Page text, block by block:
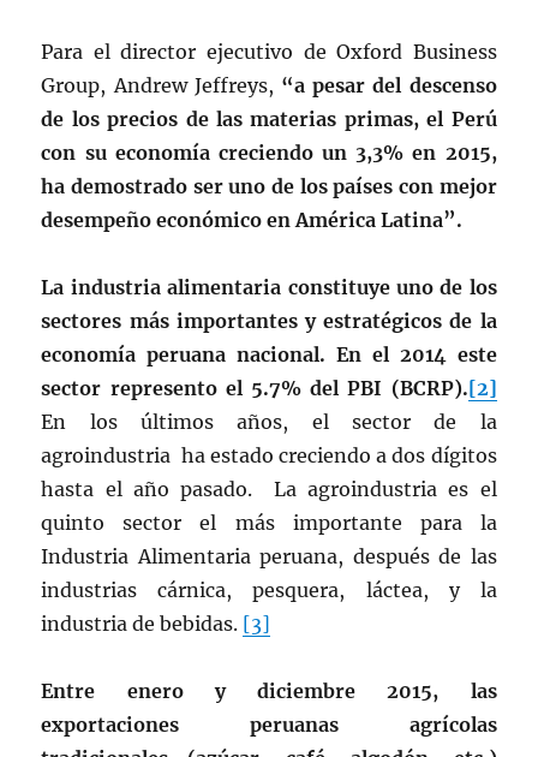
Para el director ejecutivo de Oxford Business
Group, Andrew Jeffreys, “a pesar del descenso
de los precios de las materias primas, el Perú
con su economía creciendo un 3,3% en 2015,
ha demostrado ser uno de los países con mejor
desempeño económico en América Latina”.
La industria alimentaria constituye uno de los
sectores más importantes y estratégicos de la
economía peruana nacional. En el 2014 este
sector represento el 5.7% del PBI (BCRP).[2]
En los últimos años, el sector de la
agroindustria ha estado creciendo a dos dígitos
hasta el año pasado. La agroindustria es el
quinto sector el más importante para la
Industria Alimentaria peruana, después de las
industrias cárnica, pesquera, láctea, y la
industria de bebidas. [3]
Entre enero y diciembre 2015, las
exportaciones peruanas agrícolas